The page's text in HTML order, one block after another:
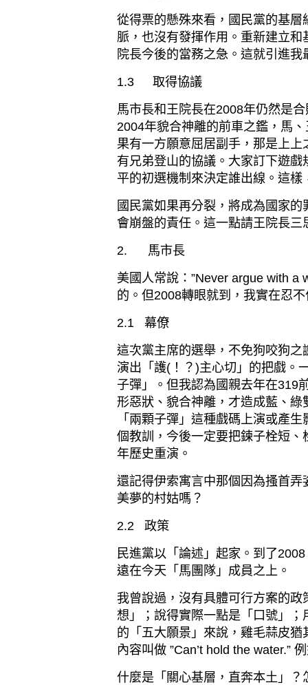
從得票的懸殊來看，國民黨的基
脈，也沒有發揮作用。重新建立
院長今後的當務之急。這就引進我
1.3
取得協議
馬市長和王院長在2008年仍然是
2004年貌合神離的前車之鑑，馬、
果有一方願意屈居副手，那是上
有兄弟登山的協議。大家訂下遊
平的初選機制來決定誰出線。這
國民黨如果再分裂，將成為國家
會崩盤的責任。這一點請王院長三
2.
馬市長
美國人常說： ”Never argue with a
的。但2008轉眼就到，我實在忍
2.1
幕僚
這次黨主席的選舉，不免狗咬狗
演出「護( ！？ )主心切」的把戲。
子彈」。但我認為國親去年在319
形惡狀、貌合神離，才造成藍、綠
「兩顆子彈」這種戲碼上演或產
個教訓，今後一定要把鍊子栓短
年歷史重演。
還記得伊索寓言中那個因為搔首
美夢的村姑嗎？
2.2
政策
民進黨以「論述」起家。到了2008
遠在今天「馬團隊」成員之上。
我曾說過，沒有具體可行方案的
想」；說得實際一點是「口號」
的「五大願景」來說，雞毛蒜皮
內容叫做 ”Can’t hold the water.”
什麼是「關心基層，直奔本土」